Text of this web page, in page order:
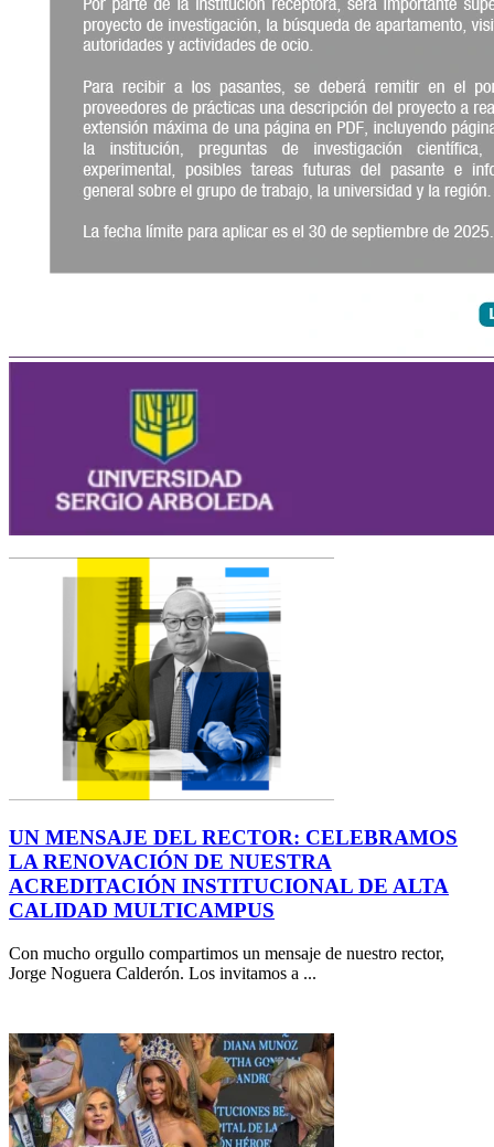
UN MENSAJE DEL RECTOR: CELEBRAMOS
LA RENOVACIÓN DE NUESTRA
ACREDITACIÓN INSTITUCIONAL DE ALTA
CALIDAD MULTICAMPUS
Con mucho orgullo compartimos un mensaje de nuestro rector,
Jorge Noguera Calderón. Los invitamos a ...